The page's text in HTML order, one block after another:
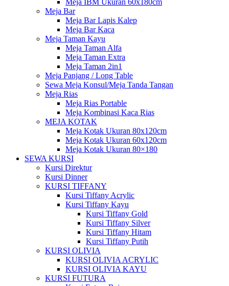
Meja IBM Ukuran 60x180cm
Meja Bar
Meja Bar Lapis Kalep
Meja Bar Kaca
Meja Taman Kayu
Meja Taman Alfa
Meja Taman Extra
Meja Taman 2in1
Meja Panjang / Long Table
Sewa Meja Konsul/Meja Tanda Tangan
Meja Rias
Meja Rias Portable
Meja Kombinasi Kaca Rias
MEJA KOTAK
Meja Kotak Ukuran 80x120cm
Meja Kotak Ukuran 60x120cm
Meja Kotak Ukuran 80×180
SEWA KURSI
Kursi Direktur
Kursi Dinner
KURSI TIFFANY
Kursi Tiffany Acrylic
Kursi Tiffany Kayu
Kursi Tiffany Gold
Kursi Tiffany Silver
Kursi Tiffany Hitam
Kursi Tiffany Putih
KURSI OLIVIA
KURSI OLIVIA ACRYLIC
KURSI OLIVIA KAYU
KURSI FUTURA